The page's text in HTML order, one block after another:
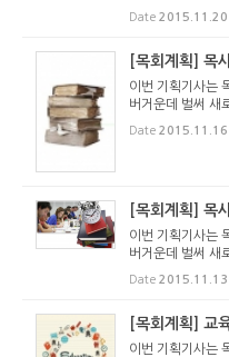
세계가 큰 혼란에
이슬람의 9.11 테
Date 2015.11.20
[목회계획] 목
이번 기획기사는
버거운데 벌써 새
다. 주님의 교회
때마다 성령님의
Date 2015.11.16
[목회계획] 목
이번 기획기사는
버거운데 벌써 새
다. 주님의 교회
때마다 성령님의
Date 2015.11.13
[목회계획] 교
이번 기획기사는